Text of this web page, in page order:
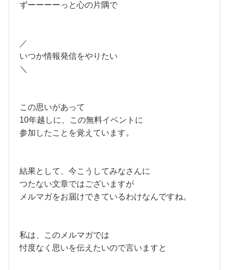
ずーーーーっと心の片隅で
／
いつか情報発信をやりたい
＼
この思いがあって
10年越しに、この無料イベントに
参加したことを覚えています。
結果として、今こうしてみなさんに
つたない文章ではございますが
メルマガをお届けできているわけなんですね。
私は、このメルマガでは
忖度なく思いを伝えたいので言いますと